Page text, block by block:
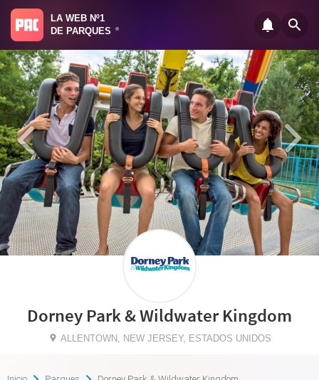
LA WEB Nº1
DE PARQUES
®
Dorney Park & Wildwater Kingdom
ALLENTOWN, NEW JERSEY, ESTADOS UNIDOS